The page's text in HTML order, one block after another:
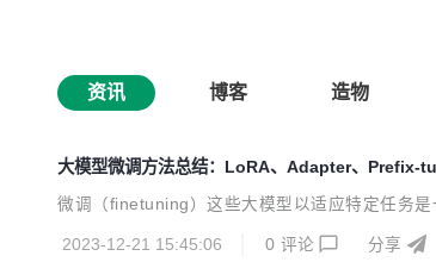
资讯 博客 造物
大模型微调方法总结：LoRA、Adapter、
微调（finetuning）这些大模型以适应特定任务是
2023-12-21 15:45:06 0 评论 分享